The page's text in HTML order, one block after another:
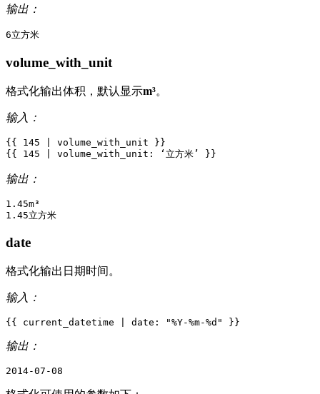
输出：
volume_with_unit
格式化输出体积，默认显示m³。
输入：
{{ 145 volume_with_unit
}}
{{
145 volume_with_unit : ‘ 立方米 ’ }}
输出：
1.45m³
date
格式化输出日期时间。
输入：
{{ current_datetime date : "%Y-%m-%d " }}
输出：